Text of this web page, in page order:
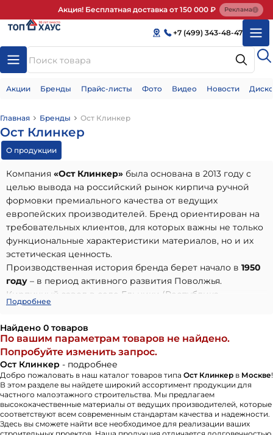
Акция! Бесплатная доставка от 150 000 ₽ Реклама
+7 (499) 343-48-47
Акции Бренды Прайс-листы Фото Видео Новости
Главная Бренды Ост Клинкер
Ост Клинкер
О продукции
Компания «Ост Клинкер» была основана в 2013 году с
целью вывода на российский рынок кирпича ручной
формовки премиального качества от ведущих
европейских производителей. Бренд ориентирован на
требовательных клиентов, для которых важны не только
функциональные характеристики материалов, но и их
эстетическая ценность.
Производственная история бренда берет начало в 1950
году – в период активного развития Поволжья.
Кирпичный завод в селе Ельники (Республика
Мордовия) долгие годы выпускал высококачественный
традиционную технологию обжига в печах Гофмана.
В XXI веке, когда запросы рынка изменились,
предприятие было приобретено командой
Клинкер». В течение двух лет завод прошел
масштабную модернизацию по образцу передовых
немецких мануфактур. Благодаря европейскому
оборудованию для формовки, сушки и обжига, сегодня
здесь выпускается керамическая продукция с
Подробнее
Найдено 0 товаров
По вашим параметрам товаров не найдено.
Попробуйте изменить запрос.
Ост Клинкер - подробнее
Добро пожаловать в наш каталог товаров типа Ост Клинкер в Москве!
В этом разделе вы найдете широкий ассортимент продукции для
частного малоэтажного строительства. Мы предлагаем
высококачественные материалы от ведущих производителей, которые
соответствуют всем современным стандартам качества и надежности.
Здесь вы сможете найти все необходимое для реализации ваших